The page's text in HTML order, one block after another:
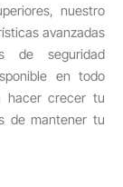
nuestro
avanzadas
de seguridad
en todo
hacer crecer tu
de mantener tu